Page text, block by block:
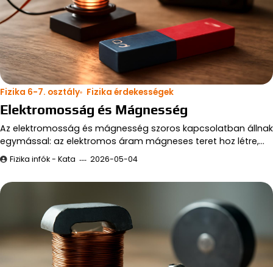
Fizika 6-7. osztály Fizika érdekességek
Elektromosság és Mágnesség
Az elektromosság és mágnesség szoros kapcsolatban állnak
egymással: az elektromos áram mágneses teret hoz létre,…
Fizika infók - Kata 2026-05-04